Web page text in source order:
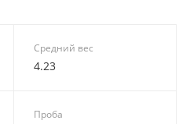
Средний вес
4.23
Проба